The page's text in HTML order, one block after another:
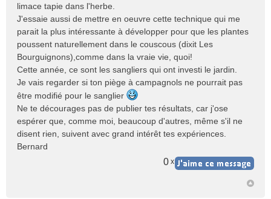
g
e
n
l
u
limace tapie dans l'herbe.
J'essaie aussi de mettre en oeuvre cette technique qui me
parait la plus intéressante à développer pour que les plantes
poussent naturellement dans le couscous (dixit Les
Bourguignons),comme dans la vraie vie, quoi!
Cette année, ce sont les sangliers qui ont investi le jardin.
Je vais regarder si ton piège à campagnols ne pourrait pas
être modifié pour le sanglier
Ne te décourages pas de publier tes résultats, car j'ose
espérer que, comme moi, beaucoup d'autres, même s'il ne
disent rien, suivent avec grand intérêt tes expériences.
Bernard
0 x